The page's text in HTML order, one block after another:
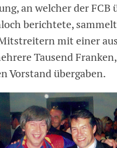
an welcher der FCB
berichtete,
mit einer
Tausend
Vorstand übergaben.